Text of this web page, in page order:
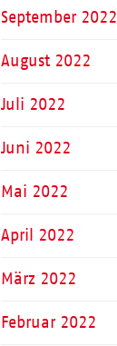
September 2022
August 2022
Juli 2022
Juni 2022
Mai 2022
April 2022
März 2022
Februar 2022